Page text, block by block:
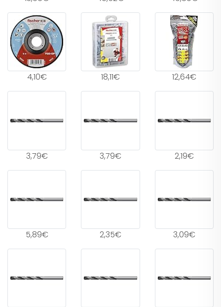
4,10€ 18,11€ 12,64€
3,79€ 3,79€ 2,19€
5,89€ 2,35€ 3,09€